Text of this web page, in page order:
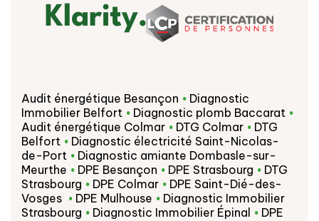
Audit énergétique Besançon
Diagnostic
Immobilier Belfort
Diagnostic plomb Baccarat
Audit énergétique Colmar
DTG Colmar
DTG
Belfort
Diagnostic électricité Saint-Nicolas-
de-Port
Diagnostic amiante Dombasle-sur-
Meurthe
DPE Besançon DPE Strasbourg
DTG
Strasbourg
DPE Colmar
DPE Saint-Dié-des-
Vosges
DPE Mulhouse
Diagnostic Immobilier
Strasbourg
Diagnostic Immobilier Épinal
DPE